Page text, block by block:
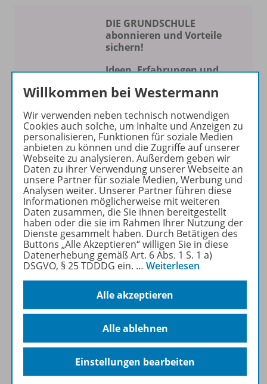
DIE GRUNDSCHULE
abonnieren und Vorteile
sichern!
Ideen, Erfahrungen und
Konzepte für Ihren
Schulalltag
Die Zeitschrift erscheint als
Print- und als digitale Version.
Beiträge und Materialien
können im Online-Archiv von
DIE GRUNDSCHULE kostenlos
recherchiert und
heruntergeladen werden (nur
für Privatpersonen).
Jetzt kostengünstig
Probelesen oder gleich zum
Vorteilspreis abonnieren!
ZU DEN ABO-ANGEBOTEN
Informationen
Willkommen bei Westermann
Wir verwenden neben technisch notwendigen
Cookies auch solche, um Inhalte und Anzeigen zu
personalisieren, Funktionen für soziale Medien
anbieten zu können und die Zugriffe auf unserer
Webseite zu analysieren. Außerdem geben wir
Daten zu ihrer Verwendung unserer Webseite an
unsere Partner für soziale Medien, Werbung und
Analysen weiter. Unserer Partner führen diese
Informationen möglicherweise mit weiteren
Daten zusammen, die Sie ihnen bereitgestellt
haben oder die sie im Rahmen Ihrer Nutzung der
Dienste gesammelt haben. Durch Betätigen des
Buttons „Alle Akzeptieren“ willigen Sie in diese
Datenerhebung gemäß Art. 6 Abs. 1 S. 1 a)
DSGVO, § 25 TDDDG ein. … Weiterlesen
Alle akzeptieren
Alle ablehnen
Einstellungen bearbeiten